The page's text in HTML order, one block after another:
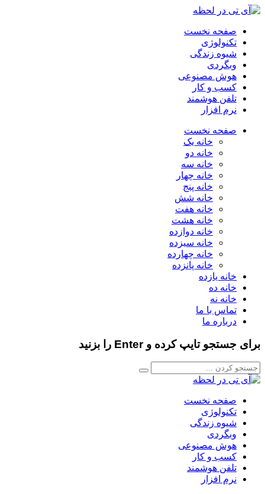
صفحه نخست
تکنولوژی
شیوه زندگی
وبگردی
هوش مصنوعی
کسب و کار
تلفن هوشمند
نرم افزار
صفحه نخست
خانه یک
خانه دو
خانه سه
خانه چهار
خانه پنج
خانه شش
خانه هفت
خانه هشت
خانه دوازده
خانه سیزده
خانه چهارده
خانه پانزده
خانه یازده
خانه ده
خانه نه
تماس با ما
درباره ما
برای جستجو تایپ کرده و Enter را بزنید
صفحه نخست
تکنولوژی
شیوه زندگی
وبگردی
هوش مصنوعی
کسب و کار
تلفن هوشمند
نرم افزار